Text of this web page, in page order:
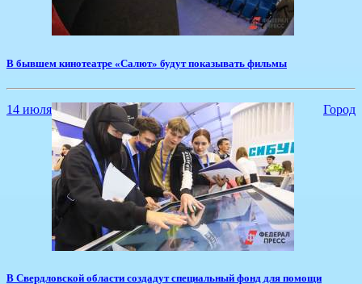
В бывшем кинотеатре «Салют» будут показывать фильмы
14 июля Город
В Свердловской области создадут специальный фонд для помощи